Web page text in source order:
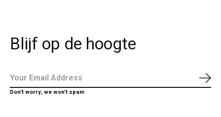
Blijf op de hoogte
Don’t worry, we won’t spam